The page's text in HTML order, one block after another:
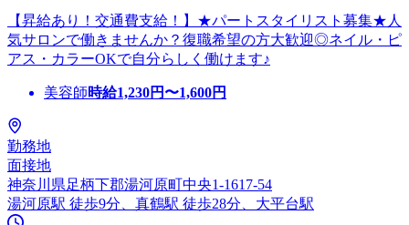
【昇給あり！交通費支給！】★パートスタイリスト募集★人
気サロンで働きませんか？復職希望の方大歓迎◎ネイル・ピ
アス・カラーOKで自分らしく働けます♪
美容師時給1,230円〜1,600円
勤務地
面接地
神奈川県足柄下郡湯河原町中央1-1617-54
湯河原駅 徒歩9分、真鶴駅 徒歩28分、大平台駅